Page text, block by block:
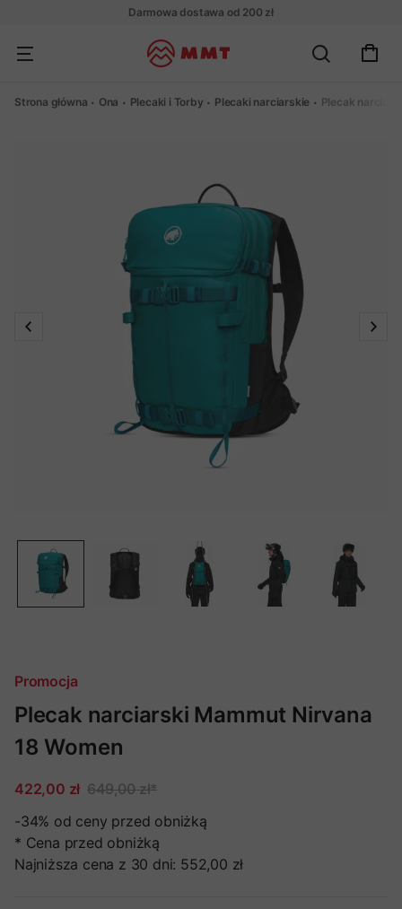
Darmowa dostawa od 200 zł
Strona główna Ona Plecaki i Torby Plecaki narciarskie Plecak
Promocja
Plecak narciarski Mammut Nirvana
18 Women
422,00 zł 649,00 zł*
-34% od ceny przed obniżką
* Cena przed obniżką
Najniższa cena z 30 dni: 552,00 zł